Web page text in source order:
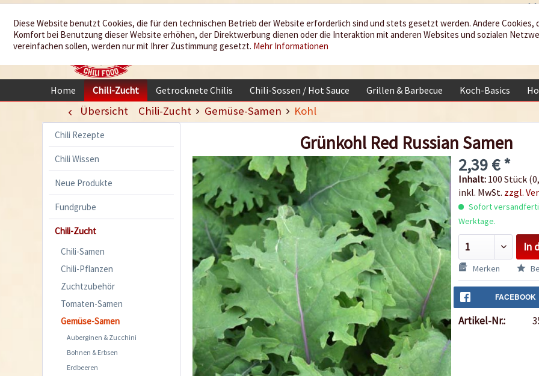
Wir würzen
Ihr Leben
Home Chili-Zucht Getrocknete Chilis Chili-Sossen / Hot Sauce Grillen & Barbecue Koch-Basics
Übersicht Chili-Zucht Gemüse-Samen Kohl
Chili Rezepte
Chili Wissen
Neue Produkte
Fundgrube
Chili-Zucht
Chili-Samen
Chili-Pflanzen
Zuchtzubehör
Tomaten-Samen
Gemüse-Samen
Auberginen & Zucchini
Bohnen & Erbsen
Erdbeeren
Grünkohl Red Russian Samen
2,39 € *
Inhalt: 100 Stück
inkl. MwSt. zzgl.
Sofort
Werktage.
In
Merken
FACEBOOK
Artikel-Nr.:
Diese Website benutzt Cookies, die für den technischen Betrieb der Website erforderlich sind und stets gesetzt werden. Andere Cookies,
Komfort bei Benutzung dieser Website erhöhen, der Direktwerbung dienen oder die Interaktion mit anderen Websites und sozialen
vereinfachen sollen, werden nur mit Ihrer Zustimmung gesetzt. Mehr Informationen